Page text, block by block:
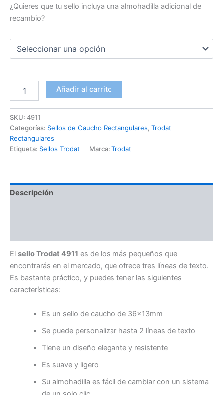
¿Quieres que tu sello incluya una almohadilla adicional de
recambio?
Añadir al carrito
SKU: 4911
Categorías: Sellos de Caucho Rectangulares, Trodat
Rectangulares
Etiqueta: Sellos Trodat Marca: Trodat
Descripción
El sello Trodat 4911 es de los más pequeños que
encontrarás en el mercado, que ofrece tres líneas de texto.
Es bastante práctico, y puedes tener las siguientes
características:
Es un sello de caucho de 36x13mm
Se puede personalizar hasta 2 líneas de texto
Tiene un diseño elegante y resistente
Es suave y ligero
Su almohadilla es fácil de cambiar con un sistema